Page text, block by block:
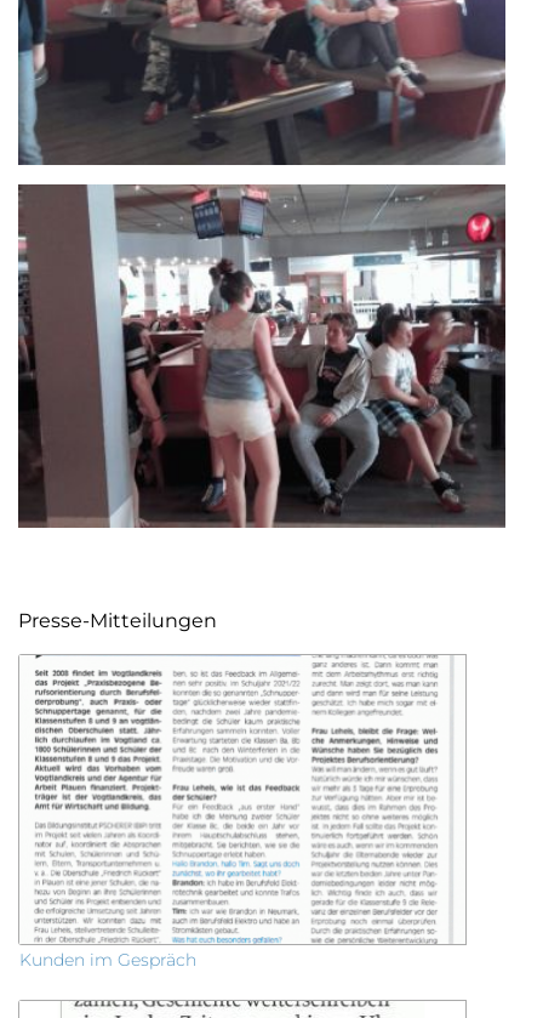
Presse-Mitteilungen
Kunden im Gespräch